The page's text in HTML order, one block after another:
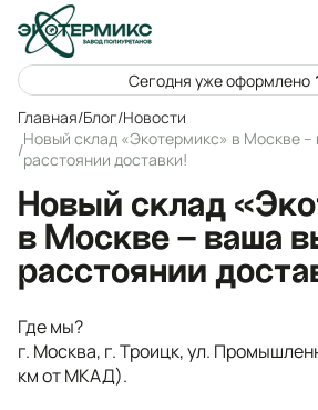
Сегодня уже оформлено
Главная/Блог/Новости
/Новый склад «Экотермикс» в Москве –
расстоянии доставки!
Новый склад
в Москве – ваша
расстоянии
Где мы?
г. Москва, г. Троицк, ул.
км от МКАД).